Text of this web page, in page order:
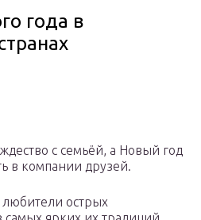
года в
с семьёй, а Новый год
в компании друзей.
острых